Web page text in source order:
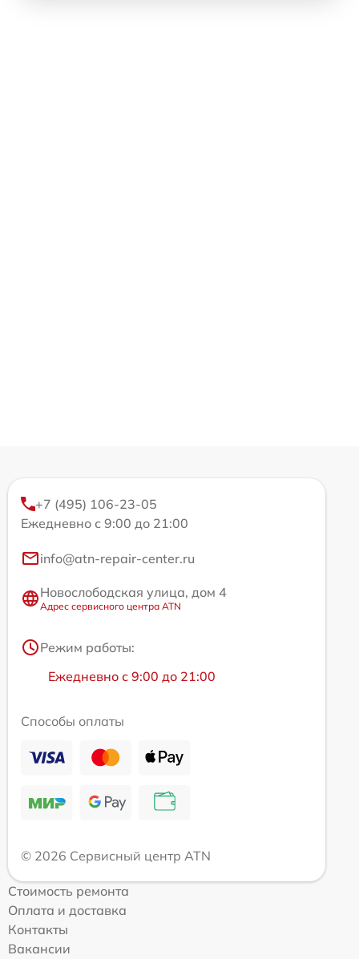
+7 (495) 106-23-05
Ежедневно с 9:00 до 21:00
info@atn-repair-center.ru
Новослободская улица, дом 4
Адрес сервисного центра ATN
Режим работы:
Ежедневно с 9:00 до 21:00
Способы оплаты
© 2026 Сервисный центр ATN
Стоимость ремонта
Оплата и доставка
Контакты
Вакансии